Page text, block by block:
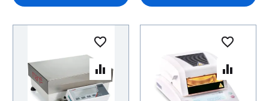
Adicionar à lista de
Adicionar para Comparar